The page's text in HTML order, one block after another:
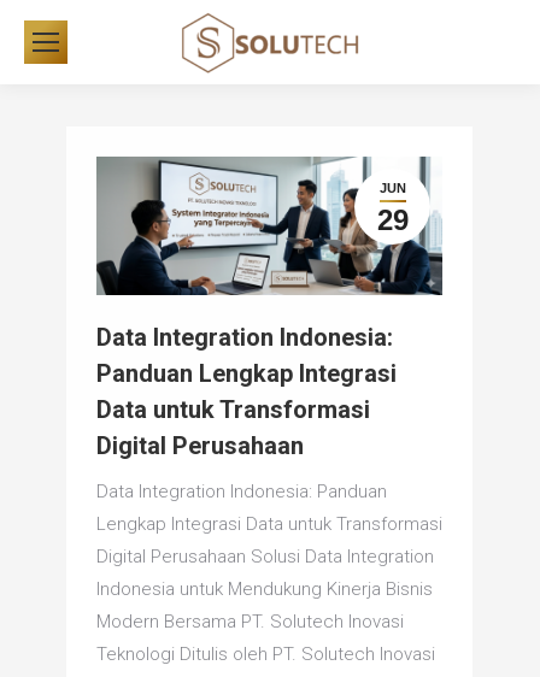
JUN
29
Data Integration Indonesia:
Panduan Lengkap Integrasi
Data untuk Transformasi
Digital Perusahaan
Data Integration Indonesia: Panduan
Lengkap Integrasi Data untuk Transformasi
Digital Perusahaan Solusi Data Integration
Indonesia untuk Mendukung Kinerja Bisnis
Modern Bersama PT. Solutech Inovasi
Teknologi Ditulis oleh PT. Solutech Inovasi